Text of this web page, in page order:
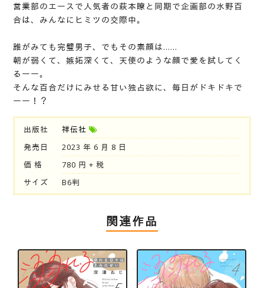
営業部のエースで人気者の萩本瞭と同期で企画部の水野百
合は、みんなにヒミツの交際中。
誰がみても完璧男子、でもその素顔は……
朝が弱くて、嫉妬深くて、天使のような顔で愛を試してく
るーー。
そんな百合だけにみせる甘い独占欲に、毎日がドキドキで
ーー！？
出版社
祥伝社
発売日
2023 年 6 月 8 日
価 格
780 円 + 税
サイズ
B6判
関連作品